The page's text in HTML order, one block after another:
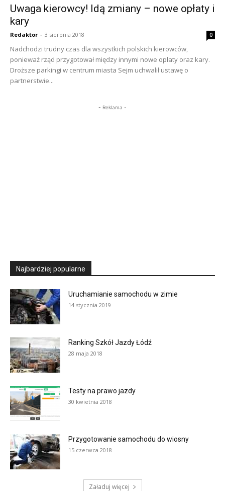
Uwaga kierowcy! Idą zmiany – nowe opłaty i
kary
Redaktor - 3 sierpnia 2018 0
Nadchodzi trudny czas dla wszystkich polskich kierowców,
ponieważ rząd przygotował między innymi nowe opłaty oraz kary.
Droższe parkingi w centrum miasta Sejm uchwalił ustawę o
partnerstwie...
- Reklama -
Najbardziej popularne
Uruchamianie samochodu w zimie
14 stycznia 2019
Ranking Szkół Jazdy Łódź
28 maja 2018
Testy na prawo jazdy
30 kwietnia 2018
Przygotowanie samochodu do wiosny
15 czerwca 2018
Załaduj więcej